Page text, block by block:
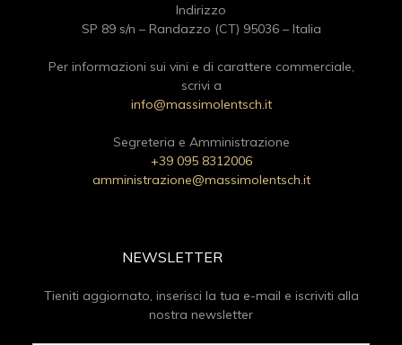
Indirizzo
SP 89 s/n – Randazzo (CT) 95036 – Italia
Per informazioni sui vini e di carattere commerciale,
scrivi a
info@massimolentsch.it
Segreteria e Amministrazione
+39 095 8312006
amministrazione@massimolentsch.it
NEWSLETTER
Tieniti aggiornato, inserisci la tua e-mail e iscriviti alla
nostra newsletter